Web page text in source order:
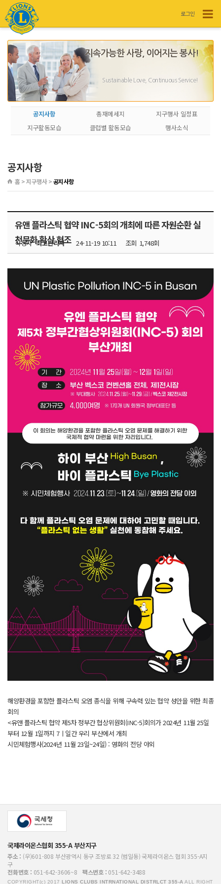
로그인
지속가능한 사랑, 이어지는 봉사!
Sustainable Love, Continuous Service!
공지사항 총재메세지
지구행사 일정표
지구활동모습
클럽별 활동모습 행사소식
공지사항
홈 > 지구행사 >공지사항
유앤 플라스틱 협약 INC-5회의 개최에 따른 자원순환 실
천문화 확산 협조
작성자 최고관리자 24-11-19 10:11 조회 1,748회
해양환경을 포함한 플라스틱 오염 종식을 위해 구속력 있는 협약 성안을 위한 최종
회의
<유앤 플라스틱 협약 제5차 정부간 협상위원회(INC-5)회의가 2024년 11월 25일
부터 12월 1일까지 7ㅣ일간 우리 부산에서 개최
시민체험행사(2024년 11월 23일~24일) : 영화의 전당 야외
국제라이온스협회 355-A 부산지구
주소 : (우)601-808 부산광역시 동구 조방로 32 (범일동) 국제라이온스 협회 355-A지
구
전화번호 : 051-642-3606~8 팩스번호 : 051-642-3488
COPYRIGHT(c) 2017 LIONS CLUBS INTRNATIONAL DISTRLCT 355-A ALL RIGHT